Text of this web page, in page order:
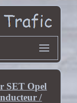
SET Opel
/